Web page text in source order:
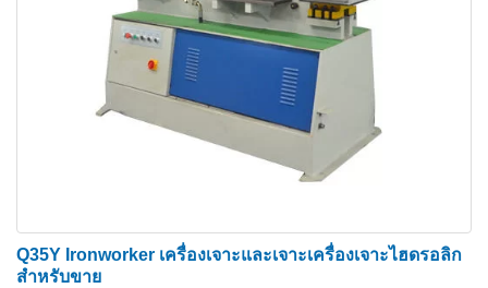
สถานีตัดมาตรา
เครื่องจักรได้รับการติดตั้งเป็นอุปกรณ์มาตรฐานพร้อม
ใบมีดสำหรับตัดเหล็กเส้นกลมและสี่เหลี่ยม สถานีตัด
เฉือนโลหะได้รับการติดตั้งกลไกการยึดที่เรียบง่ายและ
ทนทาน ซึ่งสามารถปรับความหนาของเหล็กได้ขึ้นอยู่
เปลี่ยนใบมีด คุณยังสามารถส่วน UI หรือ T เรามีใบมีด
พิเศษให้
Q35Y Ironworker เครื่องเจาะและเจาะเครื่องเจาะไฮดรอลิก
สำหรับขาย